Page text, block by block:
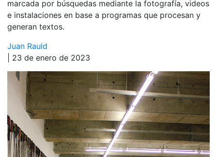
marcada por búsquedas mediante la fotografía, videos
e instalaciones en base a programas que procesan y
generan textos.
Juan Rauld
| 23 de enero de 2023